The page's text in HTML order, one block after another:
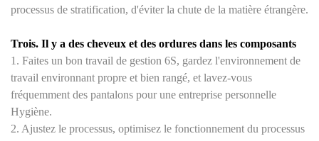
processus de stratification, d'éviter la chute de la matière étrangère.
Trois. Il y a des cheveux et des ordures dans les composants
1. Faites un bon travail de gestion 6S, gardez l'environnement de
travail environnant propre et bien rangé, et lavez-vous
fréquemment des pantalons pour une entreprise personnelle
Hygiène.
2. Ajustez le processus, optimisez le fonctionnement du processus